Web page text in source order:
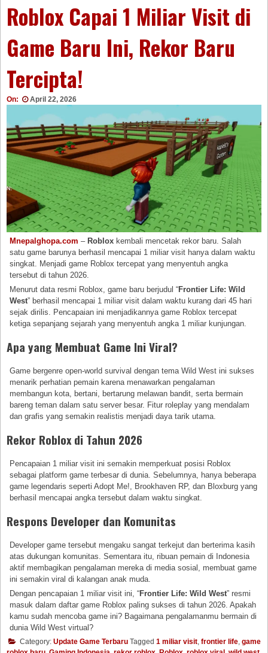
Roblox Capai 1 Miliar Visit di
Game Baru Ini, Rekor Baru
Tercipta!
On: April 22, 2026
Mnepalghopa.com – Roblox kembali mencetak rekor baru. Salah
satu game barunya berhasil mencapai 1 miliar visit hanya dalam waktu
singkat. Menjadi game Roblox tercepat yang menyentuh angka
tersebut di tahun 2026.
Menurut data resmi Roblox, game baru berjudul “Frontier Life: Wild
West” berhasil mencapai 1 miliar visit dalam waktu kurang dari 45 hari
sejak dirilis. Pencapaian ini menjadikannya game Roblox tercepat
ketiga sepanjang sejarah yang menyentuh angka 1 miliar kunjungan.
Apa yang Membuat Game Ini Viral?
Game bergenre open-world survival dengan tema Wild West ini sukses
menarik perhatian pemain karena menawarkan pengalaman
membangun kota, bertani, bertarung melawan bandit, serta bermain
bareng teman dalam satu server besar. Fitur roleplay yang mendalam
dan grafis yang semakin realistis menjadi daya tarik utama.
Rekor Roblox di Tahun 2026
Pencapaian 1 miliar visit ini semakin memperkuat posisi Roblox
sebagai platform game terbesar di dunia. Sebelumnya, hanya beberapa
game legendaris seperti Adopt Me!, Brookhaven RP, dan Bloxburg yang
berhasil mencapai angka tersebut dalam waktu singkat.
Respons Developer dan Komunitas
Developer game tersebut mengaku sangat terkejut dan berterima kasih
atas dukungan komunitas. Sementara itu, ribuan pemain di Indonesia
aktif membagikan pengalaman mereka di media sosial, membuat game
ini semakin viral di kalangan anak muda.
Dengan pencapaian 1 miliar visit ini, “Frontier Life: Wild West” resmi
masuk dalam daftar game Roblox paling sukses di tahun 2026. Apakah
kamu sudah mencoba game ini? Bagaimana pengalamanmu bermain di
dunia Wild West virtual?
Category: Update Game Terbaru Tagged 1 miliar visit, frontier life, game